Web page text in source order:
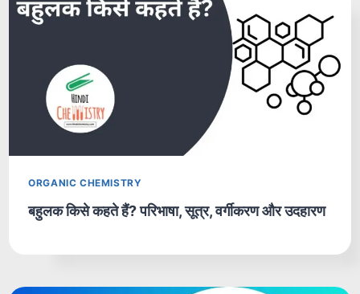
ORGANIC CHEMISTRY
बहुलक किसे कहते हैं? परिभाषा, सूत्र, वर्गीकरण और उदहारण